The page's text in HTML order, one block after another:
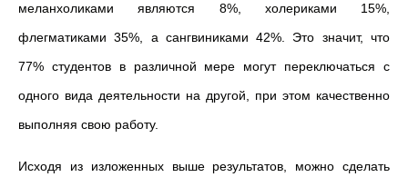
меланхоликами являются 8%, холериками 15%,
флегматиками 35%, а сангвиниками 42%. Это значит, что
77% студентов в различной мере могут переключаться с
одного вида деятельности на другой, при этом качественно
выполняя свою работу.
Исходя из изложенных выше результатов, можно сделать